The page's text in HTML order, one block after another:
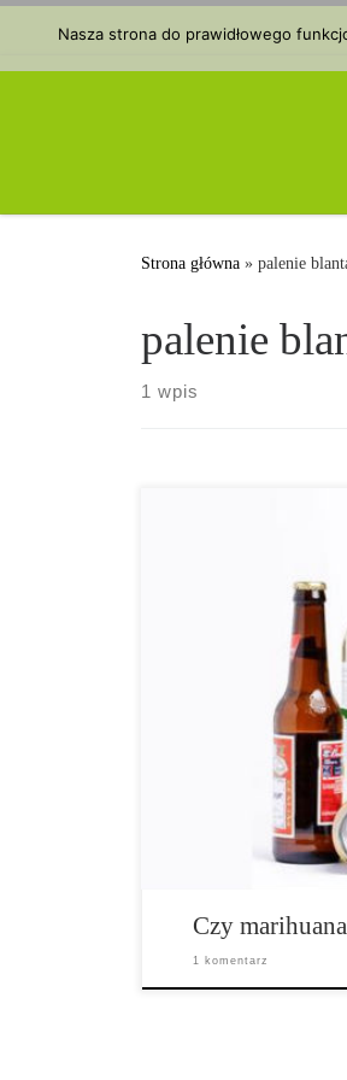
Przejdź do treści
Strona główna » palenie
palenie
1 wpis
Czy po długiej nocy picia
Prawdopodobnie każdy
całego, a rano ogromny
Polsce, możemy sobie
doświadczały tego
Czy
1 komentarz
Nasza strona do prawidłowego